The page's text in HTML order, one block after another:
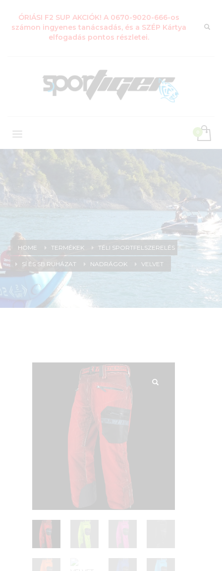
ÓRIÁSI F2 SUP AKCIÓK! A 0670-9020-666-os
számon ingyenes tanácsadás, és a SZÉP Kártya
elfogadás pontos részletei.
HOME TERMÉKEK TÉLI SPORTFELSZERELÉS
SÍ ÉS SB RUHÁZAT NADRÁGOK VELVET